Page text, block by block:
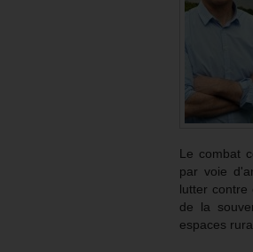
Le combat
par voie
lutter
de la
espaces